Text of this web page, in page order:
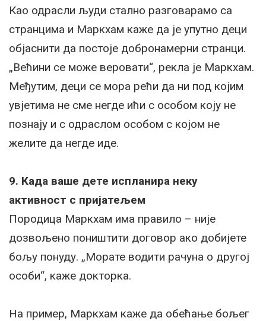
Као одрасли људи стално разговарамо са
странцима и Маркхам каже да је упутно деци
објаснити да постоје добронамерни странци.
„Већини се може веровати“, рекла је Маркхам.
Међутим, деци се мора рећи да ни под којим
увјетима не сме негде ићи с особом коју не
познају и с одраслом особом с којом не
желите да негде иде.
9. Када ваше дете испланира неку
активност с пријатељем
Породица Маркхам има правило – није
дозвољено поништити договор ако добијете
бољу понуду. „Морате водити рачуна о другој
особи“, каже докторка.
На пример, Маркхам каже да обећање бољег